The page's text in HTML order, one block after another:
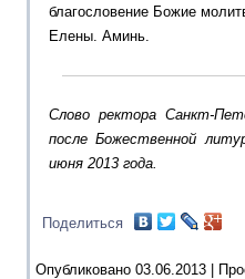
благословение Божие
Елены. Аминь.
Слово ректора Санкт-
после Божественной
июня 2013 года.
Поделиться
Опубликовано 03.06.2013 |